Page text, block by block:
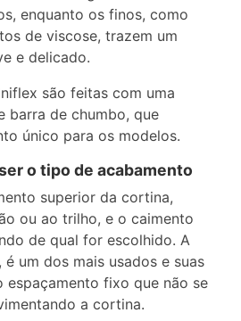
enquanto os finos, como
de viscose, trazem um
e delicado.
são feitas com uma
barra de chumbo, que
único para os modelos.
o tipo de acabamento
superior da cortina,
ou ao trilho, e o caimento
de qual for escolhido. A
um dos mais usados e suas
espaçamento fixo que não se
a cortina.